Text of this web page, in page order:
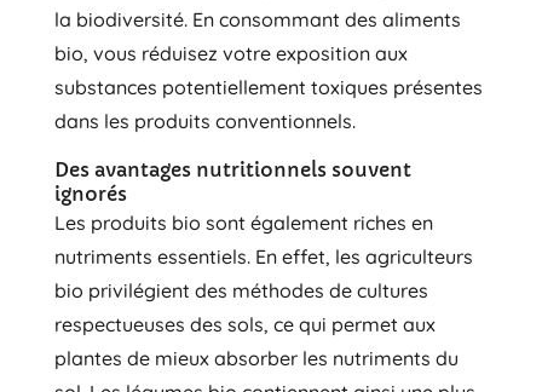
la biodiversité. En consommant des aliments
bio, vous réduisez votre exposition aux
substances potentiellement toxiques présentes
dans les produits conventionnels.
Des avantages nutritionnels souvent
ignorés
Les produits bio sont également riches en
nutriments essentiels. En effet, les agriculteurs
bio privilégient des méthodes de cultures
respectueuses des sols, ce qui permet aux
plantes de mieux absorber les nutriments du